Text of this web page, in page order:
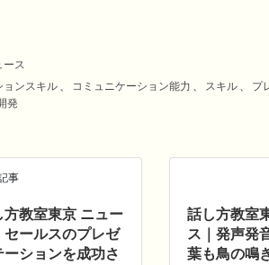
ース
ョンスキル 、 コミュニケーション能力 、 スキル 、 プ
発
事
方教室東京 ニュー
セールスのプレゼ
ーションを成功さ
話し方教室
ス｜発声発
葉も鳥の鳴